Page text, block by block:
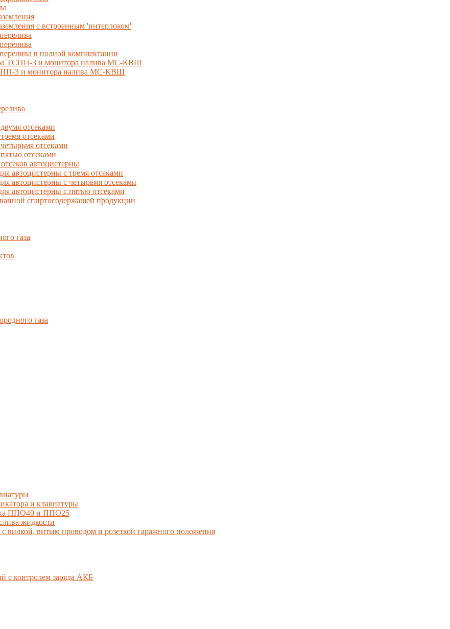
с встроенным 'интерлоком'
в полной комплектации
ТСПП-3 и монитора налива МС-КВШ
3 и монитора налива МС-КВШ
отсеками
отсеками
отсеками
отсеками
автоцистерны
с тремя отсеками
с четырьмя отсеками
с пятью отсеками
спиртосодержащей продукции
газа
газа
и клавиатуры
ППО40 и ППО25
жидкости
витым проводом и розеткой гаражного положения
с контролем заряда АКБ